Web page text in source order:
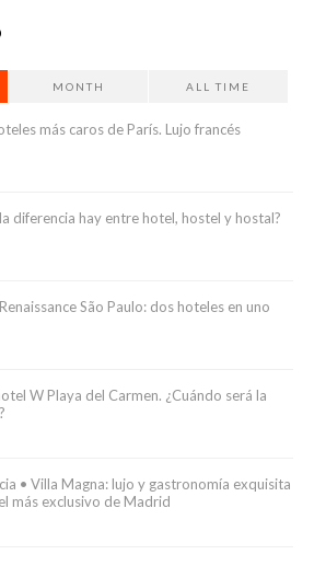
MONTH ALL TIME
más caros de París. Lujo francés
diferencia hay entre hotel, hostel y hostal?
São Paulo: dos hoteles en uno
W Playa del Carmen. ¿Cuándo será la
• Villa Magna: lujo y gastronomía exquisita
más exclusivo de Madrid